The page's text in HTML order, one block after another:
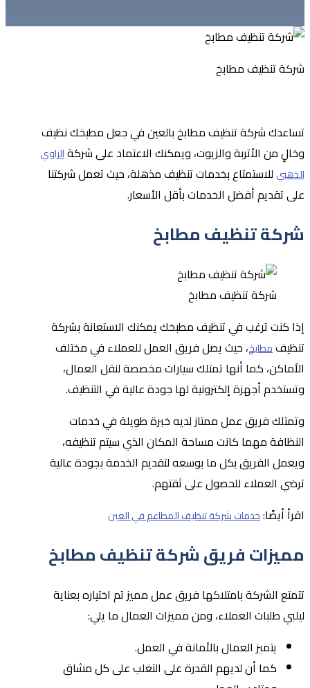
شركة تنظيف مطابخ
تساعدك شركة تنظيف مطابخ بالعين في جعل مطبخك نظيف
وخالٍ من الأتربة والزيوت، ويمكنك الاعتماد على شركةالراوي
الذهبي للاستمتاع بخدمات تنظيف مذهلة، حيث تعمل شركتنا
على تقديم أفضل الخدمات بأقل الأسعار.
شركة تنظيف مطابخ
شركة تنظيف مطابخ
إذا كنت ترغب في تنظيف مطبخك يمكنك الاستعانة بشركة
تنظيفمطابخ، حيث يصل فريق العمل للعملاء في مختلف
الأماكن، كما أنها تمتلك سيارات مخصصة لنقل العمال،
وتستخدم أجهزة إلكترونية لها جودة عالية في التنظيف.
وتمتلك فريق عمل ممتاز لديه خبرة طويلة في خدمات
النظافة مهما كانت مساحة المكان الذي سيتم تنظيفه،
ويعمل الفريق بكل ما بوسعه لتقديم الخدمة بجودة عالية
ترضي العملاء للحصول على ثقتهم.
اقرأ أيضًا:خدمات شركة تنظيف المطاعم في العين
مميزات فريق شركة تنظيف مطابخ
تتمتع الشركة بامتلاكها فريق عمل مميز تم اختياره بعناية
ليلبي طلبات العملاء، ومن مميزات العمال ما يلي:
يتميز العمال بالأمانة في العمل.
كما أن لديهم القدرة على التغلب على كل مشاق